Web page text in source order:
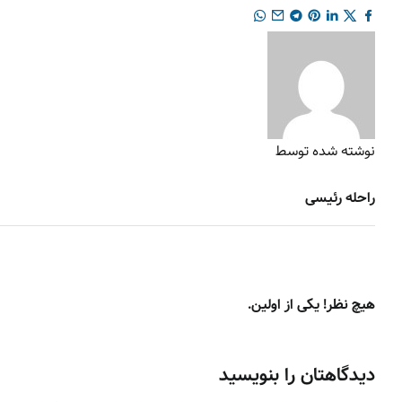
نوشته شده توسط
راحله رئیسی
هیچ نظر! یکی از اولین.
دیدگاهتان را بنویسید